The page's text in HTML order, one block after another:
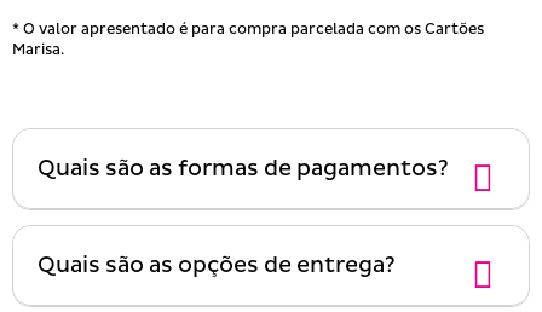
* O valor apresentado é para compra parcelada com os Cartões
Marisa.
Quais são as formas de pagamentos?
Quais são as opções de entrega?